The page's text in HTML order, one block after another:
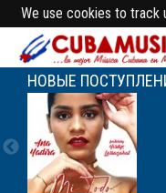
We use cookies to track
НОВЫЕ